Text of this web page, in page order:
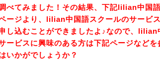
べてみました！その結果、下記lilian中国
ージより、lilian中国語スクールのサービ
し込むことができましたよ♪なので、lilian
ービスに興味のある方は下記ページなどを
いかがでしょうか？